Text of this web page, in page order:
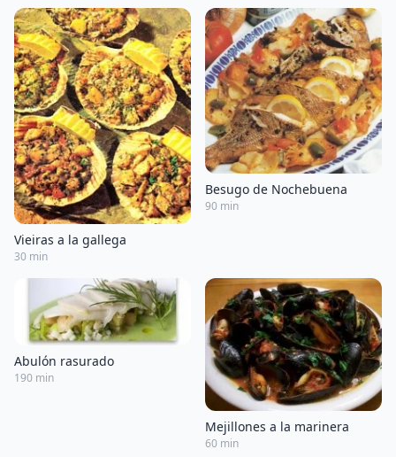
Vieiras a la gallega
30 min
Besugo de Nochebuena
90 min
Abulón rasurado
190 min
Mejillones a la marinera
60 min